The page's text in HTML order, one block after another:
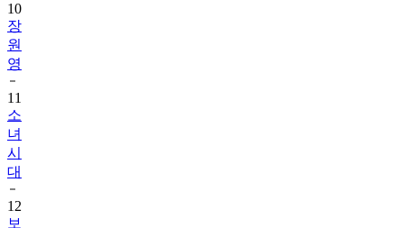
10
장
원
영
11
소
녀
시
대
12
보